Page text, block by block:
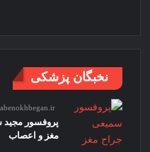
نخبگان پزشکی
پروفسور
مغز و اعصاب